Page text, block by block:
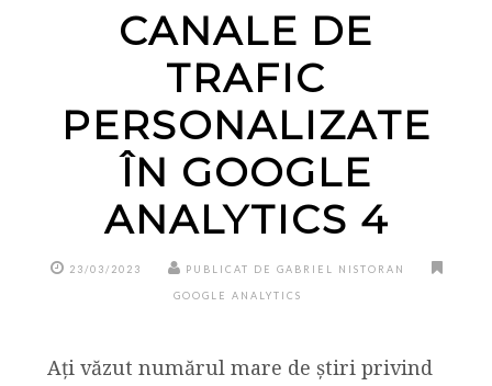
CANALE DE
TRAFIC
PERSONALIZATE
ÎN GOOGLE
ANALYTICS 4
23/03/2023 PUBLICAT DE GABRIEL NISTORAN
GOOGLE ANALYTICS
Ați văzut numărul mare de știri privind